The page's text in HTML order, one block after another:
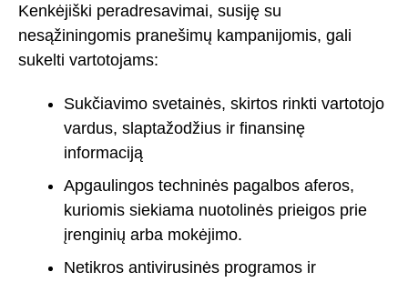
Kenkėjiški peradresavimai, susiję su
nesąžiningomis pranešimų kampanijomis, gali
sukelti vartotojams:
Sukčiavimo svetainės, skirtos rinkti vartotojo
vardus, slaptažodžius ir finansinę
informaciją
Apgaulingos techninės pagalbos aferos,
kuriomis siekiama nuotolinės prieigos prie
įrenginių arba mokėjimo.
Netikros antivirusinės programos ir